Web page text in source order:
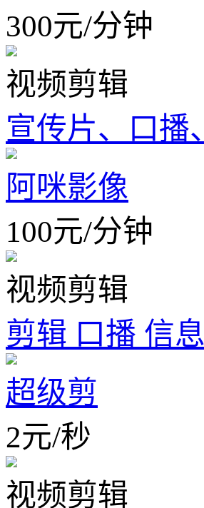
300元/分钟
视频剪辑
宣传片、口播
阿咪影像
100元/分钟
视频剪辑
剪辑 口播 信
超级剪
2元/秒
视频剪辑